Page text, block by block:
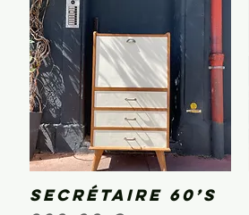
Aperçu rapide
Secrétaire 60’s